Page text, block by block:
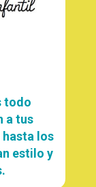
todo
a tus
hasta los
estilo y